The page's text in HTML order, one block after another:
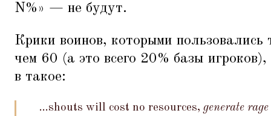
N%» — не будут.
Крики воинов, которыми
чем 60 (а это всего 20% базы
в такое:
...shouts will cost no resources,generate